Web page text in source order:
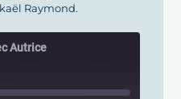
Raymond.
Autrice